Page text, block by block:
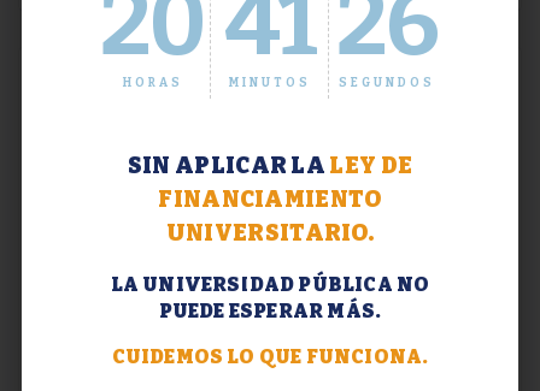
20
HORAS
41
MINUTOS
26
SEGUNDOS
SIN APLICAR LA LEY DE
FINANCIAMIENTO
UNIVERSITARIO.
LA UNIVERSIDAD PÚBLICA NO
PUEDE ESPERAR MÁS.
CUIDEMOS LO QUE FUNCIONA.
Extensión. Diplomaturas 2026.